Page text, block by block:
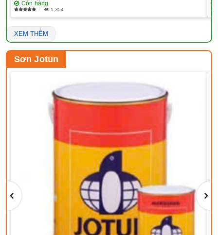
Còn hàng
1,354
XEM THÊM
Sơn Jotun